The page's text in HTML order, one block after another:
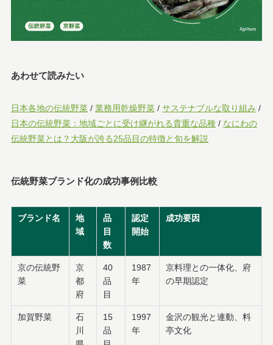
あわせて読みたい
日本各地の伝統野菜/ 業務用乾燥野菜/ サステナブルな取り組み /
日本の伝統野菜：地域ごとに受け継がれる貴重な品種/ なにわの
伝統野菜とは？大阪が誇る25品目の特徴と旬を解説
伝統野菜ブランド化の成功事例比較
ブランド名
地
域
品
目
数
認定
開始
成功要因
京の伝統野
菜
京
都
府
40
品
目
1987
年
京料理との一体化、府
の早期認定
加賀野菜
石
川
15
品
1997
年
金沢の観光と連動、料
亭文化